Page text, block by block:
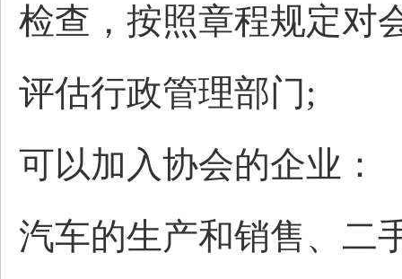
检查，按照章程规定对
评估行政管理部门;
可以加入协会的企业：
汽车的生产和销售、二